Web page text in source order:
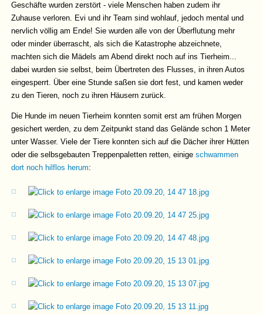
Geschäfte wurden zerstört - viele Menschen haben zudem ihr
Zuhause verloren. Evi und ihr Team sind wohlauf, jedoch mental und
nervlich völlig am Ende! Sie wurden alle von der Überflutung mehr
oder minder überrascht, als sich die Katastrophe abzeichnete,
machten sich die Mädels am Abend direkt noch auf ins Tierheim...
dabei wurden sie selbst, beim Übertreten des Flusses, in ihren Autos
eingesperrt. Über eine Stunde saßen sie dort fest, und kamen weder
zu den Tieren, noch zu ihren Häusern zurück.
Die Hunde im neuen Tierheim konnten somit erst am frühen Morgen
gesichert werden, zu dem Zeitpunkt stand das Gelände schon 1 Meter
unter Wasser. Viele der Tiere konnten sich auf die Dächer ihrer Hütten
oder die selbsgebauten Treppenpaletten retten, einigeschwammen
dort noch hilflos herum: